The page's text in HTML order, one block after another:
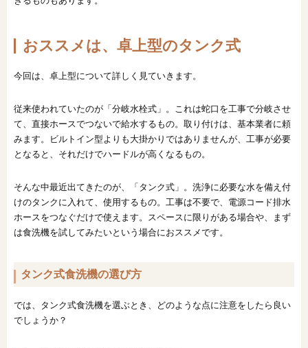
おススメは、卓上型のタンク式
今回は、卓上型について詳しく見ていきます。
従来使われていたのが「分岐水栓式」。これは蛇口を工事で分岐させ
て、直接ホースでつないで給水するもの。取り付けは、基本業者に頼
みます。ビルトイン型よりも大掛かりではありませんが、工事が必要
となると、それだけでハードルが高くなるもの。
そんな中最近出てきたのが、「タンク式」。洗浄に必要な水を備え付
けのタンクに入れて、使用するもの。工事は不要で、電源コード排水
ホースをつなぐだけで使えます。スペースに限りがある場合や、まず
は食洗機を試してみたいという場合におススメです。
タンク式食洗機の選び方
では、タンク式食洗機を選ぶとき、どのような点に注意をしたら良い
でしょうか？